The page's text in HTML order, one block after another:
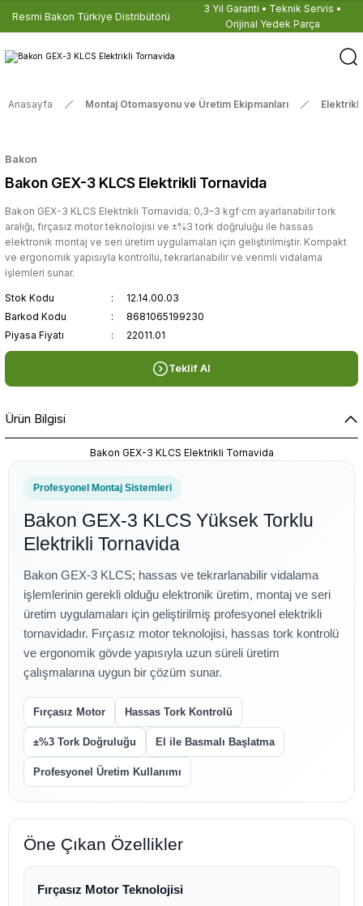
Resmi Bakon Türkiye Distribütörü
3 Yıl Garanti • Teknik Servis •
Orijinal Yedek Parça
Anasayfa Montaj Otomasyonu ve Üretim Ekipmanları
Bakon
Bakon GEX-3 KLCS Elektrikli Tornavida
Bakon GEX-3 KLCS Elektrikli Tornavida; 0,3–3 kgf·cm ayarlanabilir tork
aralığı, fırçasız motor teknolojisi ve ±%3 tork doğruluğu ile hassas
elektronik montaj ve seri üretim uygulamaları için geliştirilmiştir. Kompakt
ve ergonomik yapısıyla kontrollü, tekrarlanabilir ve verimli vidalama
işlemleri sunar.
Stok Kodu
12.14.00.03
Barkod Kodu
8681065199230
Piyasa Fiyatı
22011.01
Teklif Al
Ürün Bilgisi
Bakon GEX-3 KLCS Elektrikli Tornavida
Profesyonel Montaj Sistemleri
Bakon GEX-3 KLCS Yüksek Torklu
Elektrikli Tornavida
Bakon GEX-3 KLCS; hassas ve tekrarlanabilir vidalama
işlemlerinin gerekli olduğu elektronik üretim, montaj ve seri
üretim uygulamaları için geliştirilmiş profesyonel elektrikli
tornavidadır. Fırçasız motor teknolojisi, hassas tork kontrolü
ve ergonomik gövde yapısıyla uzun süreli üretim
çalışmalarına uygun bir çözüm sunar.
Fırçasız Motor Hassas Tork Kontrolü
±%3 Tork Doğruluğu El ile Basmalı Başlatma
Profesyonel Üretim Kullanımı
Öne Çıkan Özellikler
Fırçasız Motor Teknolojisi